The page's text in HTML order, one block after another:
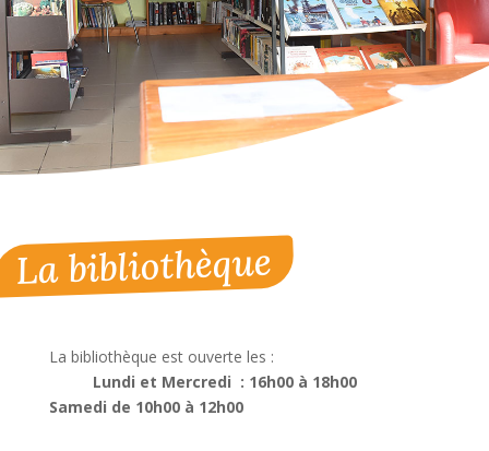
La bibliothèque
La bibliothèque est ouverte les :
Lundi et Mercredi : 16h00 à 18h00
Samedi de 10h00 à 12h00